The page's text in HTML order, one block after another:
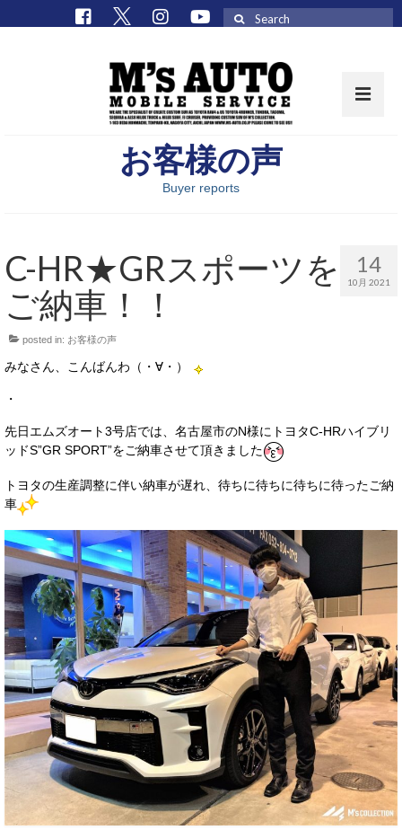
取扱車種一覧
M’sCollectionパーツ一覧
エムズオート
M’sCollection
買取のご案内
店舗情報
店舗情報
会社概要
トップメッセージ
スタッフ紹介
ブログ
イベント
ニュース
スタッフブログ
お客様の声
お客様の声
Buyer reports
14
10月 2021
C-HR★GRスポーツを
ご納車！！
posted in: お客様の声
みなさん、こんばんわ（・∀・）
・
先日エムズオート3号店では、名古屋市のN様にトヨタC-HRハイブリ
ッドS”GR SPORT”をご納車させて頂きました
トヨタの生産調整に伴い納車が遅れ、待ちに待ちに待ちに待ったご納
車